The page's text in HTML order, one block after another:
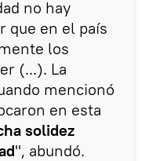
no hay
que en el país
los
(...). La
mencionó
en esta
solidez
", abundó.